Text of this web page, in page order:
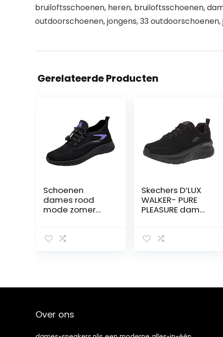
bruiloftsschoenen, heren, bruiloftsschoenen,
outdoorschoenen, jongens, 33
Gerelateerde Producten
Schoenen
dames rood
mode zomer
plat licht mesh
waterdicht
Skechers D’LUX
WALKER- PURE
PLEASURE dames
Over ons